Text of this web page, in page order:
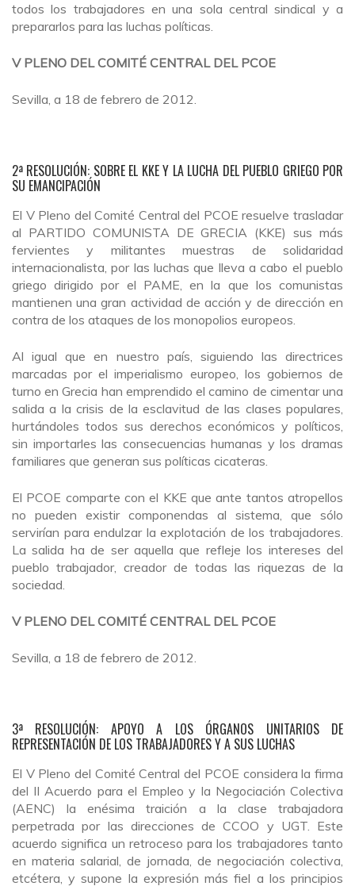
todos los trabajadores en una sola central sindical y a
prepararlos para las luchas políticas.
V PLENO DEL COMITÉ CENTRAL DEL PCOE
Sevilla, a 18 de febrero de 2012.
2ª RESOLUCIÓN: SOBRE EL KKE Y LA LUCHA DEL PUEBLO GRIEGO POR
SU EMANCIPACIÓN
El V Pleno del Comité Central del PCOE resuelve trasladar
al PARTIDO COMUNISTA DE GRECIA (KKE) sus más
fervientes y militantes muestras de solidaridad
internacionalista, por las luchas que lleva a cabo el pueblo
griego dirigido por el PAME, en la que los comunistas
mantienen una gran actividad de acción y de dirección en
contra de los ataques de los monopolios europeos.
Al igual que en nuestro país, siguiendo las directrices
marcadas por el imperialismo europeo, los gobiernos de
turno en Grecia han emprendido el camino de cimentar una
salida a la crisis de la esclavitud de las clases populares,
hurtándoles todos sus derechos económicos y políticos,
sin importarles las consecuencias humanas y los dramas
familiares que generan sus políticas cicateras.
El PCOE comparte con el KKE que ante tantos atropellos
no pueden existir componendas al sistema, que sólo
servirían para endulzar la explotación de los trabajadores.
La salida ha de ser aquella que refleje los intereses del
pueblo trabajador, creador de todas las riquezas de la
sociedad.
V PLENO DEL COMITÉ CENTRAL DEL PCOE
Sevilla, a 18 de febrero de 2012.
3ª RESOLUCIÓN: APOYO A LOS ÓRGANOS UNITARIOS DE
REPRESENTACIÓN DE LOS TRABAJADORES Y A SUS LUCHAS
El V Pleno del Comité Central del PCOE considera la firma
del II Acuerdo para el Empleo y la Negociación Colectiva
(AENC) la enésima traición a la clase trabajadora
perpetrada por las direcciones de CCOO y UGT. Este
acuerdo significa un retroceso para los trabajadores tanto
en materia salarial, de jornada, de negociación colectiva,
etcétera, y supone la expresión más fiel a los principios